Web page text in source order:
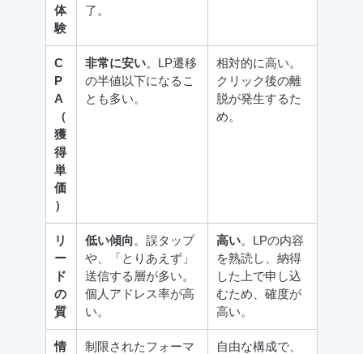
体
験
了。
C
P
A
（
獲
得
単
価
）
非常に安い。LP遷移
の半値以下になるこ
とも多い。
相対的に高い。
クリック後の離
脱が発生するた
め。
リ
ー
ド
の
質
低い傾向。誤タップ
や、「とりあえず」
送信する層が多い。
個人アドレス率が高
い。
高い。LPの内容
を熟読し、納得
した上で申し込
むため、確度が
高い。
情
制限されたフォーマ
自由な構成で、